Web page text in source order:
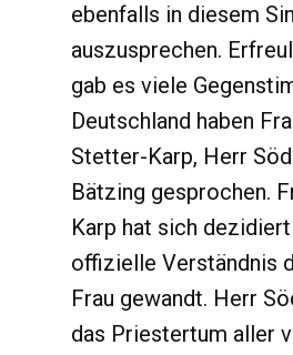
ebenfalls in diesem
auszusprechen.
gab es viele
Deutschland haben
Stetter-Karp, Herr
Bätzing gesprochen.
Karp hat sich
offizielle Verständnis
Frau gewandt. Herr
das Priestertum aller